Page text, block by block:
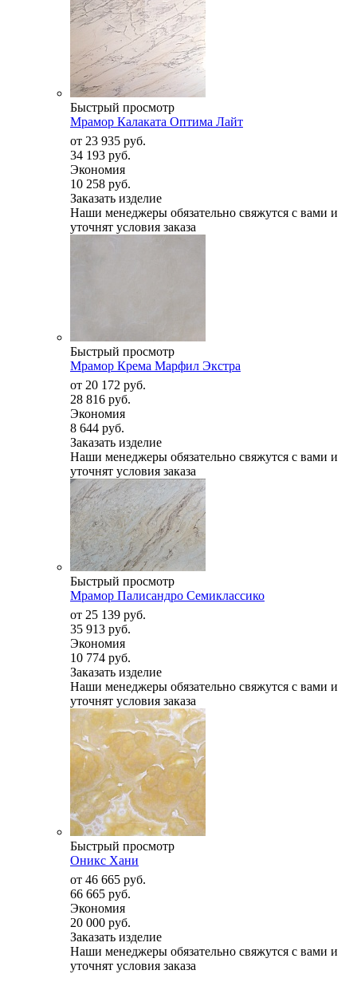
Быстрый просмотр
Мрамор Калаката Оптима Лайт
от 23 935 руб.
34 193 руб.
Экономия
10 258 руб.
Заказать изделие
Наши менеджеры обязательно свяжутся с вами и
уточнят условия заказа
Быстрый просмотр
Мрамор Крема Марфил Экстра
от 20 172 руб.
28 816 руб.
Экономия
8 644 руб.
Заказать изделие
Наши менеджеры обязательно свяжутся с вами и
уточнят условия заказа
Быстрый просмотр
Мрамор Палисандро Семиклассико
от 25 139 руб.
35 913 руб.
Экономия
10 774 руб.
Заказать изделие
Наши менеджеры обязательно свяжутся с вами и
уточнят условия заказа
Быстрый просмотр
Оникс Хани
от 46 665 руб.
66 665 руб.
Экономия
20 000 руб.
Заказать изделие
Наши менеджеры обязательно свяжутся с вами и
уточнят условия заказа